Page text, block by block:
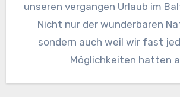
unseren vergangen Urlaub im
Nicht nur der wunderbaren
sondern auch weil wir fast
Möglichkeiten hatten